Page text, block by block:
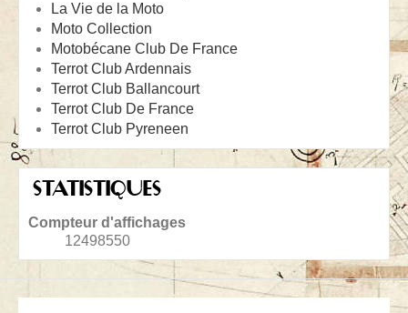
La Vie de la Moto
Moto Collection
Motobécane Club De France
Terrot Club Ardennais
Terrot Club Ballancourt
Terrot Club De France
Terrot Club Pyreneen
STATISTIQUES
Compteur d'affichages
12498550